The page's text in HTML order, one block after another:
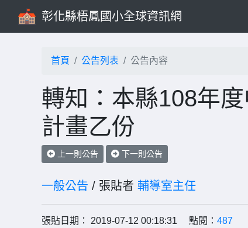
彰化縣梧鳳國小全球資訊網
首頁 公告列表 公告內容
轉知：本縣108年
計畫乙份
上一則公告 下一則公告
一般公告 / 張貼者 輔導室主任
張貼日期： 2019-07-12 00:18:31 點閱： 487